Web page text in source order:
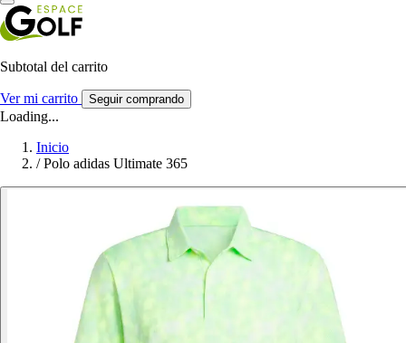
Subtotal del carrito
Ver mi carrito Seguir comprando
Loading...
Inicio
/ Polo adidas Ultimate 365